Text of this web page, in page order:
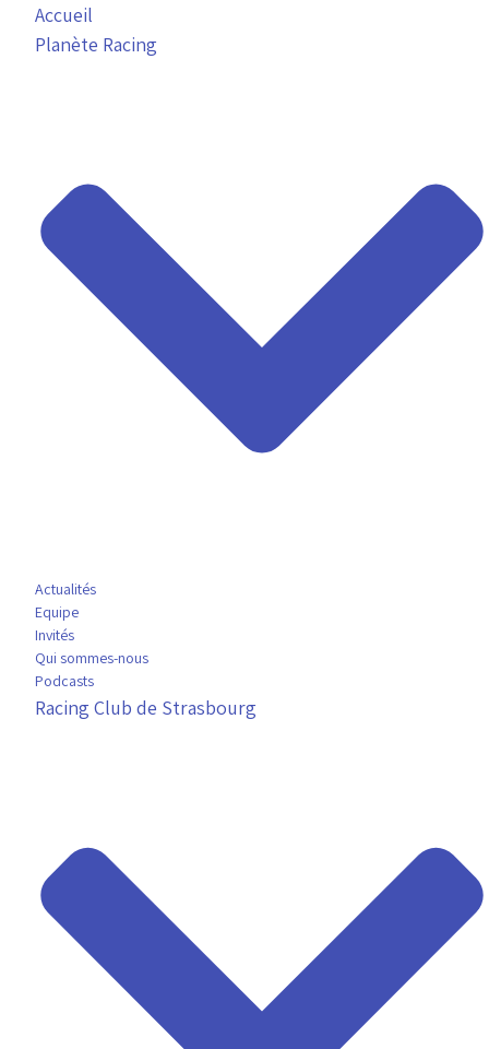
Accueil
Planète Racing
Actualités
Equipe
Invités
Qui sommes-nous
Podcasts
Racing Club de Strasbourg